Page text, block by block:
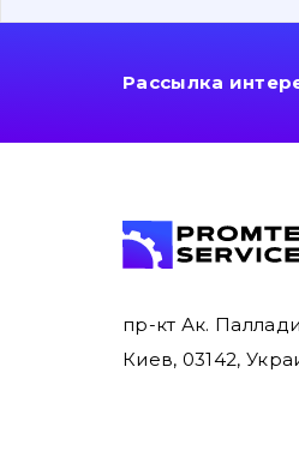
Рассылка
пр-кт Ак.
Киев, 03142,